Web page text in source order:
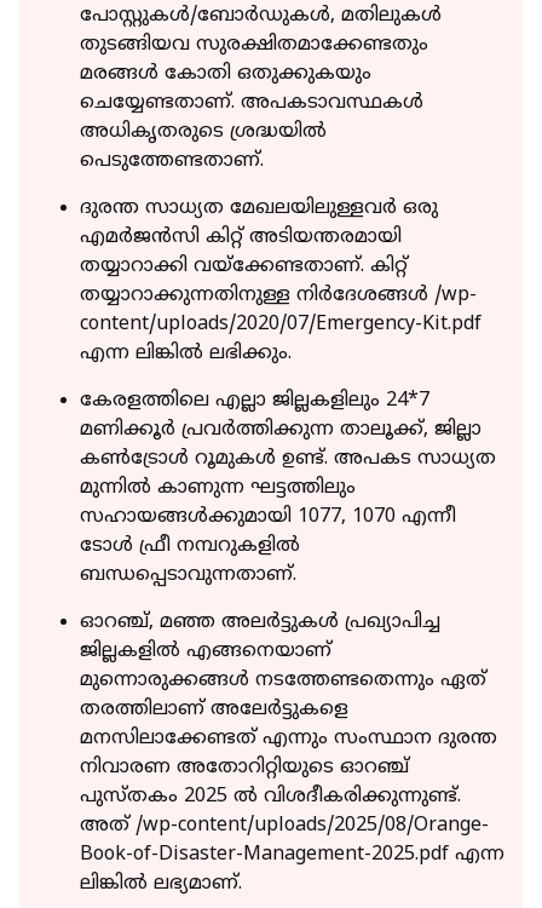
പോസ്റ്റുകള്‍/ബോര്‍ഡുകള്‍, മതിലുകള്‍
തുടങ്ങിയവ സുരക്ഷിതമാക്കേണ്ടതും
മരങ്ങള്‍ കോതി ഒതുക്കുകയും
ചെയ്യേണ്ടതാണ്. അപകടാവസ്ഥകള്‍
അധികൃതരുടെ ശ്രദ്ധയില്‍
പെടുത്തേണ്ടതാണ്.
ദുരന്ത സാധ്യത മേഖലയിലുള്ളവര്‍ ഒരു
എമര്‍ജന്‍സി കിറ്റ് അടിയന്തരമായി
തയ്യാറാക്കി വയ്‌ക്കേണ്ടതാണ്. കിറ്റ്
തയ്യാറാക്കുന്നതിനുള്ള നിര്‍ദേശങ്ങള്‍ /wp-
content/uploads/2020/07/Emergency-Kit.pdf
എന്ന ലിങ്കില്‍ ലഭിക്കും.
കേരളത്തിലെ എല്ലാ ജില്ലകളിലും 24*7
മണിക്കൂര്‍ പ്രവര്‍ത്തിക്കുന്ന താലൂക്ക്, ജില്ലാ
കണ്‍ട്രോള്‍ റൂമുകള്‍ ഉണ്ട്. അപകട സാധ്യത
മുന്നില്‍ കാണുന്ന ഘട്ടത്തിലും
സഹായങ്ങള്‍ക്കുമായി 1077, 1070 എന്നീ
ടോള്‍ ഫ്രീ നമ്പറുകളില്‍
ബന്ധപ്പെടാവുന്നതാണ്.
ഓറഞ്ച്, മഞ്ഞ അലര്‍ട്ടുകള്‍ പ്രഖ്യാപിച്ച
ജില്ലകളില്‍ എങ്ങനെയാണ്
മുന്നൊരുക്കങ്ങള്‍ നടത്തേണ്ടതെന്നും ഏത്
തരത്തിലാണ് അലേര്‍ട്ടുകളെ
മനസിലാക്കേണ്ടത് എന്നും സംസ്ഥാന ദുരന്ത
നിവാരണ അതോറിറ്റിയുടെ ഓറഞ്ച്
പുസ്തകം 2025 ല്‍ വിശദീകരിക്കുന്നുണ്ട്.
അത് /wp-content/uploads/2025/08/Orange-
Book-of-Disaster-Management-2025.pdf എന്ന
ലിങ്കില്‍ ലഭ്യമാണ്.